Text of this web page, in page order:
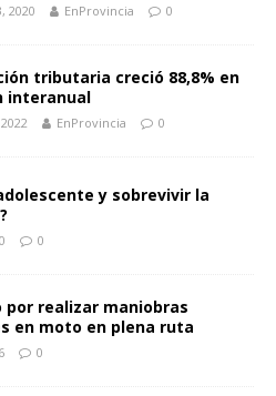
2020 EnProvincia 0
tributaria creció 88,8% en
interanual
EnProvincia 0
y sobrevivir la
0
por realizar maniobras
en moto en plena ruta
0